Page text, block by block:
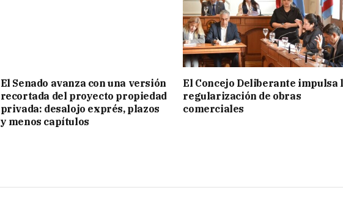
El Senado avanza con una versión
recortada del proyecto propiedad
privada: desalojo exprés, plazos
y menos capítulos
El Concejo Deliberante impulsa
regularización de obras
comerciales